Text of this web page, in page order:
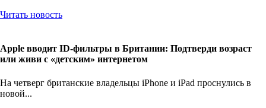
Читать новость
Apple вводит ID-фильтры в Британии: Подтверди возраст
или живи с «детским» интернетом
На четверг британские владельцы iPhone и iPad проснулись в
новой...